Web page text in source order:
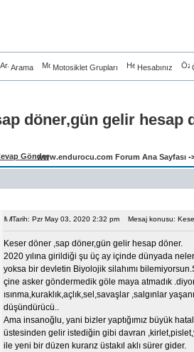
Arama Motosiklet Grupları Hesabınız
döner,gün gelir hesap
www.endurocu.com Forum Ana Sayfası -
Tarih: Pzr May 03, 2020 2:32 pm Mesaj konusu:
Keser döner ,sap döner,gün gelir hesap döner.
2020 yılına girildiği şu üç ay içinde dünyada
yoksa bir devletin Biyolojik silahımı
çine asker göndermedik göle maya atmadık
ısınma,kuraklık,açlık,sel,savaşlar ,salgınlar
düşündürücü..
Ama insanoğlu, yani bizler yaptığımız büyük
üstesinden gelir istediğin gibi davran
ile yeni bir düzen kurarız üstakıl aklı sürer gider.